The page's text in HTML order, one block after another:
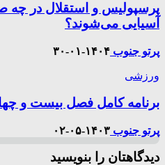
پرسپولیس و استقلال در چه
آسیایی می‌شوند؟
پرتو جنوب ۱۴۰۴-۰۱-۳۰
ورزشی
برنامه کامل فصل بیست و
پرتو جنوب ۱۴۰۳-۰۵-۰۲
دیدگاهتان را بنویسید